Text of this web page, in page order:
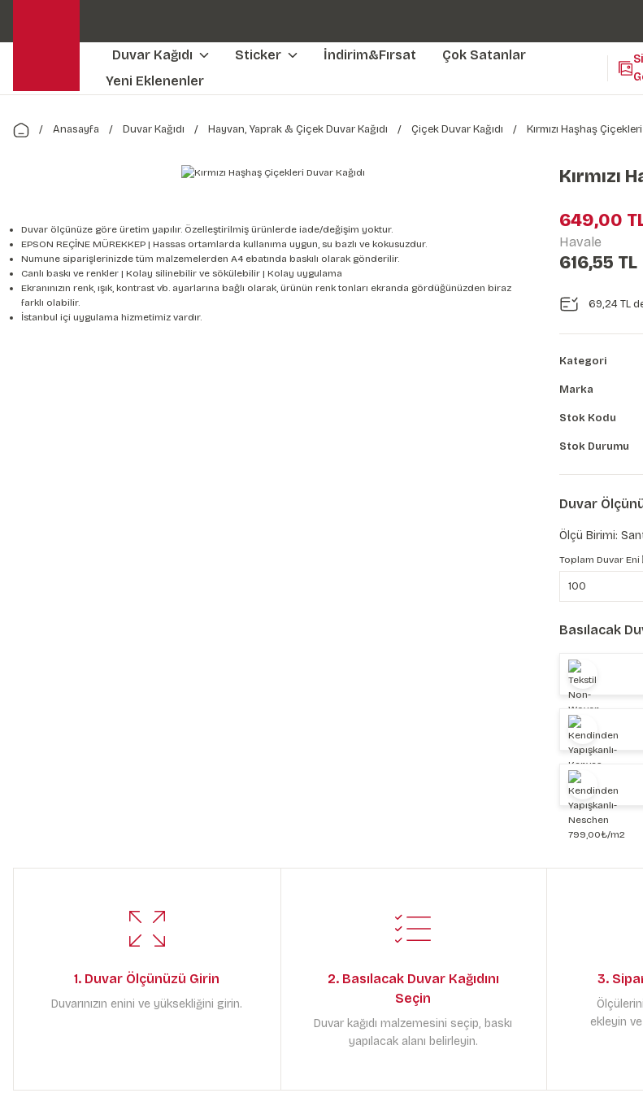
Kendinden Yapışkanlı Kolay Uygulanan
Duvar Kağıdı Sticker İndirim&Fırsat
Çok Satanlar
Yeni Eklenenler
Anasayfa Duvar Kağıdı Hayvan, Yaprak & Çiçek Duvar Kağıdı Çiçek Duvar Kağıdı Kırmızı Haşhaş
Duvar ölçünüze göre üretim yapılır. Özelleştirilmiş ürünlerde iade/değişim yoktur.
EPSON REÇİNE MÜREKKEP | Hassas ortamlarda kullanıma uygun, su bazlı ve kokusuzdur.
Numune siparişlerinizde tüm malzemelerden A4 ebatında baskılı olarak gönderilir.
Canlı baskı ve renkler | Kolay silinebilir ve sökülebilir | Kolay uygulama
Ekranınızın renk, ışık, kontrast vb. ayarlarına bağlı olarak, ürünün renk tonları ekranda gördüğünüzden biraz
farklı olabilir.
İstanbul içi uygulama hizmetimiz vardır.
Kırmızı
649,00
Havale
616,55 TL
69,24 TL
Kategori
Marka
Stok Kodu
Stok Durumu
Duvar
Ölçü Birimi:
Toplam Duvar Eni
Basılacak
1. Duvar Ölçünüzü Girin
Duvarınızın enini ve yüksekliğini girin.
2. Basılacak Duvar Kağıdını
Seçin
Duvar kağıdı malzemesini seçip, baskı
yapılacak alanı belirleyin.
3.
ekleyin